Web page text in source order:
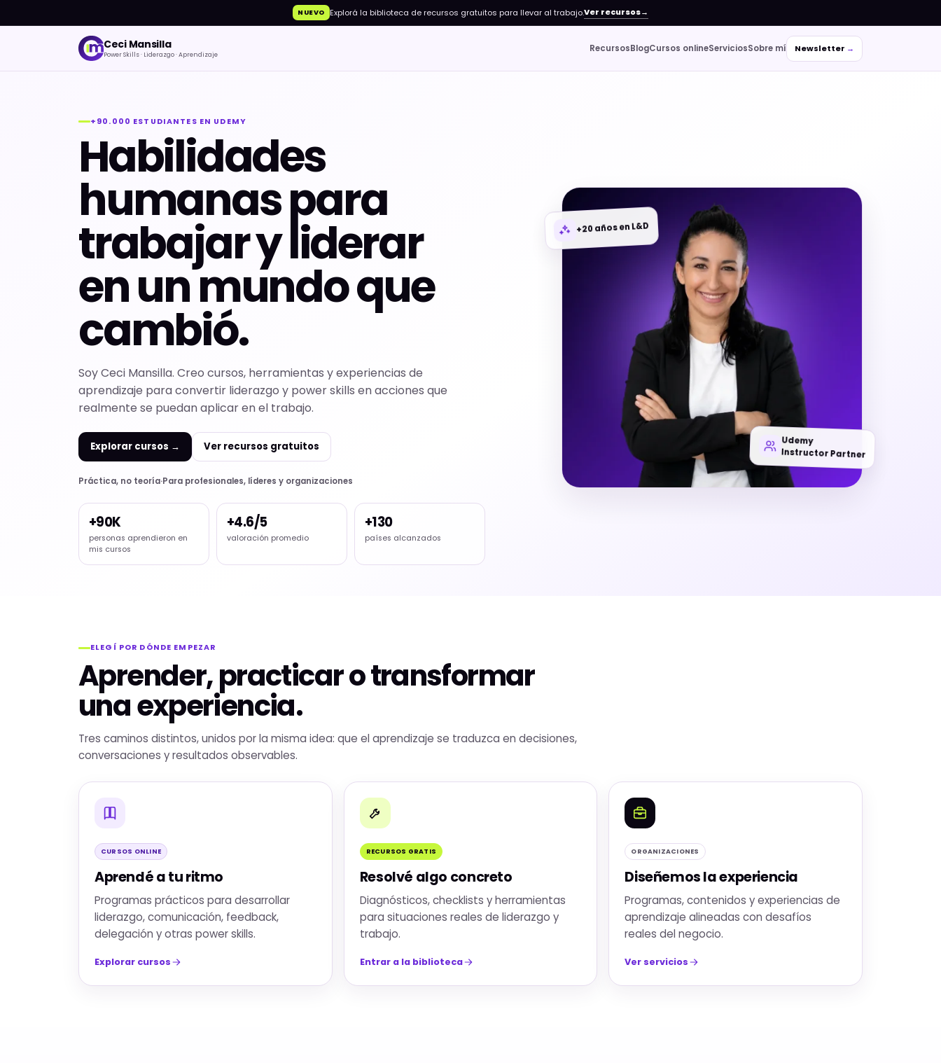
NUEVO Explorá la biblioteca de recursos gratuitos para llevar al trabajo.Ver recursos→
Ceci Mansilla
Power Skills · Liderazgo · Aprendizaje
RecursosBlogCursos onlineServiciosSobre mí Newsletter →
+90.000 ESTUDIANTES EN UDEMY
Habilidades
humanas para
trabajar y liderar
en un mundo que
cambió.
Soy Ceci Mansilla. Creo cursos, herramientas y experiencias de
aprendizaje para convertir liderazgo y power skills en acciones que
realmente se puedan aplicar en el trabajo.
Explorar cursos → Ver recursos gratuitos
Práctica, no teoría·Para profesionales, líderes y organizaciones
+90K
personas aprendieron en
mis cursos
+4.6/5
valoración promedio
+130
países alcanzados
+20 años en L&D
Udemy
Instructor Partner
ELEGÍ POR DÓNDE EMPEZAR
Aprender, practicar o transformar
una experiencia.
Tres caminos distintos, unidos por la misma idea: que el aprendizaje se traduzca en decisiones,
conversaciones y resultados observables.
CURSOS ONLINE
Aprendé a tu ritmo
Programas prácticos para desarrollar
liderazgo, comunicación, feedback,
delegación y otras power skills.
Explorar cursos
RECURSOS GRATIS
Resolvé algo concreto
Diagnósticos, checklists y herramientas
para situaciones reales de liderazgo y
trabajo.
Entrar a la biblioteca
ORGANIZACIONES
Diseñemos la experiencia
Programas, contenidos y experiencias de
aprendizaje alineadas con desafíos
reales del negocio.
Ver servicios